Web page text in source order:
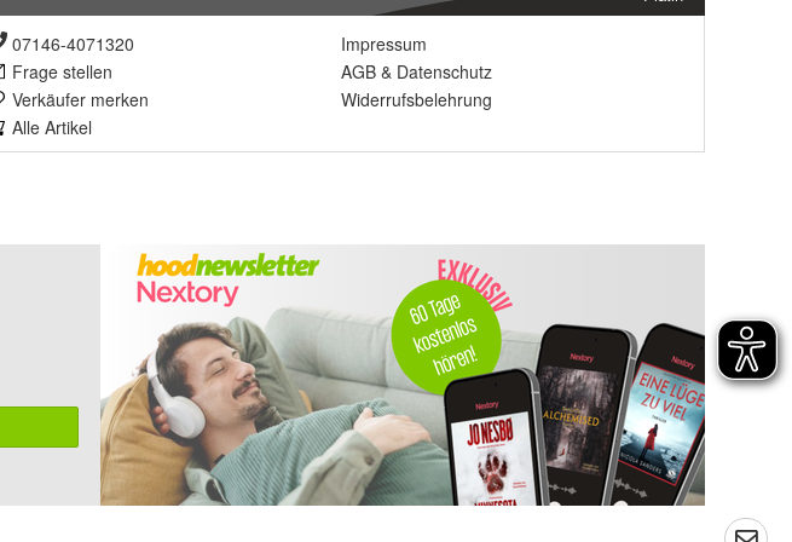
07146-4071320
Frage stellen
Verkäufer merken
Alle Artikel
Impressum
AGB & Datenschutz
Widerrufsbelehrung